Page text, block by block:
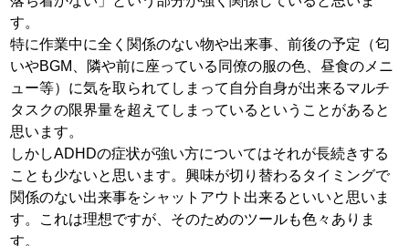
す。
特に作業中に全く関係のない物や出来事、前後の予定（匂
いやBGM、隣や前に座っている同僚の服の色、昼食のメニ
ュー等）に気を取られてしまって自分自身が出来るマルチ
タスクの限界量を超えてしまっているということがあると
思います。
しかしADHDの症状が強い方についてはそれが長続きする
ことも少ないと思います。興味が切り替わるタイミングで
関係のない出来事をシャットアウト出来るといいと思いま
す。これは理想ですが、そのためのツールも色々ありま
す。